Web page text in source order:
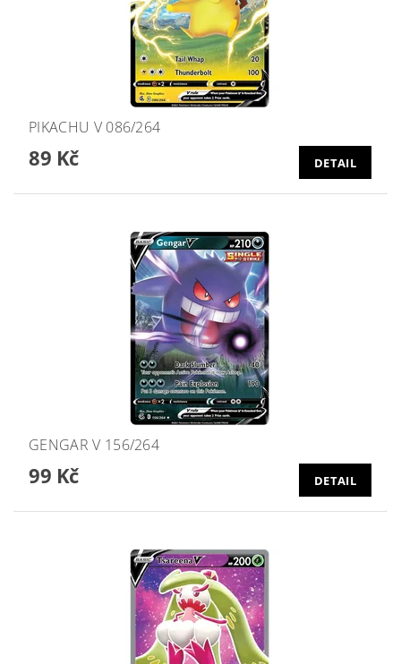
PIKACHU V 086/264
89 Kč DETAIL
GENGAR V 156/264
99 Kč DETAIL